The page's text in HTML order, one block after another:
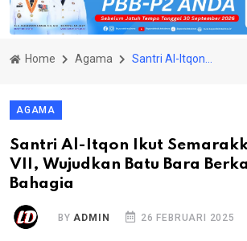
Home Agama
AGAMA
Santri Al-Itqon Ikut
VII, Wujudkan Batu Bara
Bahagia
BY ADMIN 26 FEBRUARI 2025